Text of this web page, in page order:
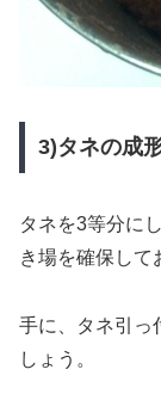
3)タネの成
タネを3等分に
き場を確保して
手に、タネ引っ
しょう。